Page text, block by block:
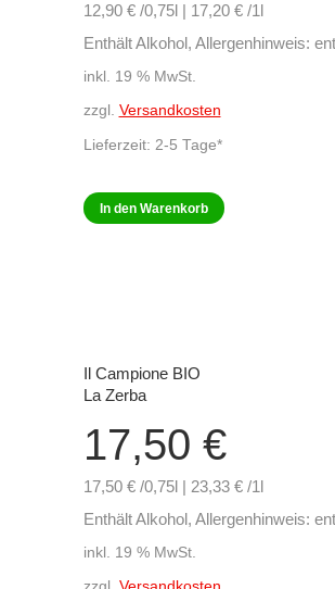
12,90 € /0,75l | 17,20 € /1l
Enthält Alkohol, Allergenhinweis:
inkl. 19 % MwSt.
zzgl. Versandkosten
Lieferzeit: 2-5 Tage*
In den Warenkorb
Il Campione BIO
La Zerba
17,50 €
17,50 € /0,75l | 23,33 € /1l
Enthält Alkohol, Allergenhinweis:
inkl. 19 % MwSt.